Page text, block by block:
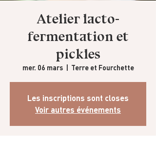
Atelier lacto-
fermentation et
pickles
mer. 06 mars
  |
Terre et Fourchette
Les inscriptions sont closes
Voir autres événements